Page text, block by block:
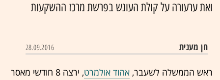
ואת ערעורה על קולת העונש בפרשת מרכז ההשקעות
חן מענית 28.09.2016
ראש הממשלה לשעבר, אהוד אולמרט
, ירצה 8 חודשי מאסר